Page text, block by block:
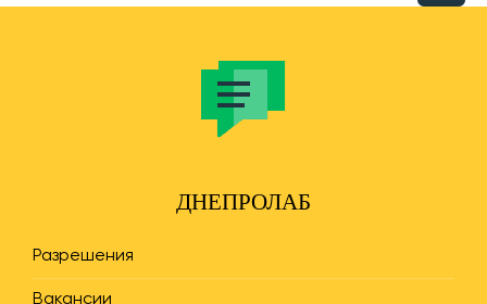
ДНЕПРОЛАБ
Разрешения
Вакансии